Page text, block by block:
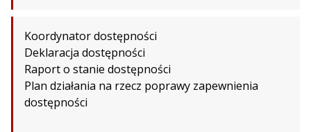
Koordynator dostępności
Deklaracja dostępności
Raport o stanie dostępności
Plan działania na rzecz poprawy zapewnienia
dostępności